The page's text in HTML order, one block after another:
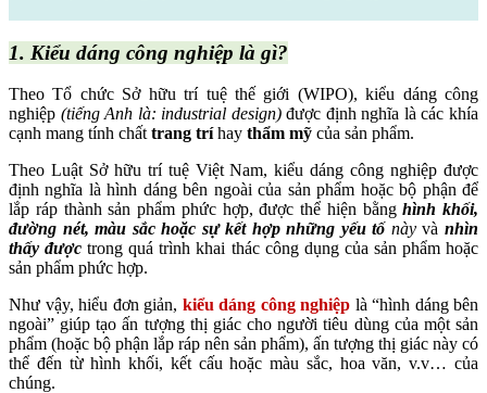
1. Kiểu dáng công nghiệp là gì?
Theo Tổ chức Sở hữu trí tuệ thế giới (WIPO), kiểu dáng công
nghiệp (tiếng Anh là: industrial design)được định nghĩa là các khía
cạnh mang tính chất trang tríhay thẩm mỹ của sản phẩm.
Theo Luật Sở hữu trí tuệ Việt Nam, kiểu dáng công nghiệp được
định nghĩa là hình dáng bên ngoài của sản phẩm hoặc bộ phận để
lắp ráp thành sản phẩm phức hợp, được thể hiện bằnghình khối,
đường nét, màu sắc hoặc sự kết hợp những yếu tố nàyvànhìn
thấy được trong quá trình khai thác công dụng của sản phẩm hoặc
sản phẩm phức hợp.
Như vậy, hiểu đơn giản, kiểu dáng công nghiệp là “hình dáng bên
ngoài” giúp tạo ấn tượng thị giác cho người tiêu dùng của một sản
phẩm (hoặc bộ phận lắp ráp nên sản phẩm), ấn tượng thị giác này có
thể đến từ hình khối, kết cấu hoặc màu sắc, hoa văn, v.v… của
chúng.